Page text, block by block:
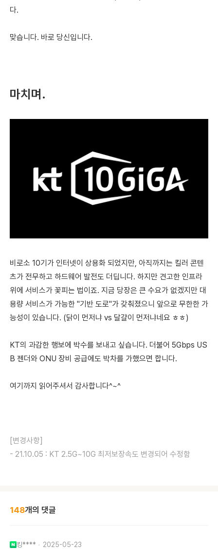
다.
맞습니다. 바로 당신입니다.
마치며.
비로소 10기가 인터넷이 상용화 되었지만, 아직까지는 킬러 콘텐
츠가 전무하고 하드웨어 발전도 더딥니다. 하지만 견고한 인프라
위에 서비스가 꽃피는 법이죠. 지금 당장은 큰 수요가 없겠지만 대
용량 서비스가 가능한 "기반 도로"가 갖춰졌으니 앞으로 무한한 가
능성이 있습니다. (닭이 먼저냐 vs 달걀이 먼저냐네요 ㅎㅎ)
KT의 과감한 행보에 박수를 보내고 싶습니다. 더불어 5Gbps US
B 젠더와 ONU 장비 공급에도 박차를 가했으면 합니다.
여기까지 읽어주셔서 감사합니다^~^
[변경사항]
- 21.10.05 : KT 2.5G~10G 최저보장속도 변경되어 수정함
148개의 댓글
킹**** 2025-05-23